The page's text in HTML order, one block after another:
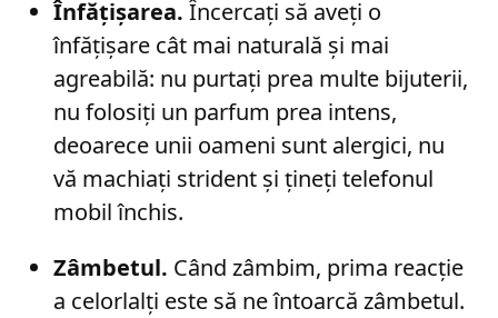
Înfățișarea. Încercați să aveți o
înfățișare cât mai naturală și mai
agreabilă: nu purtați prea multe bijuterii,
nu folosiți un parfum prea intens,
deoarece unii oameni sunt alergici, nu
vă machiați strident și țineți telefonul
mobil închis.
Zâmbetul. Când zâmbim, prima reacție
a celorlalți este să ne întoarcă zâmbetul.